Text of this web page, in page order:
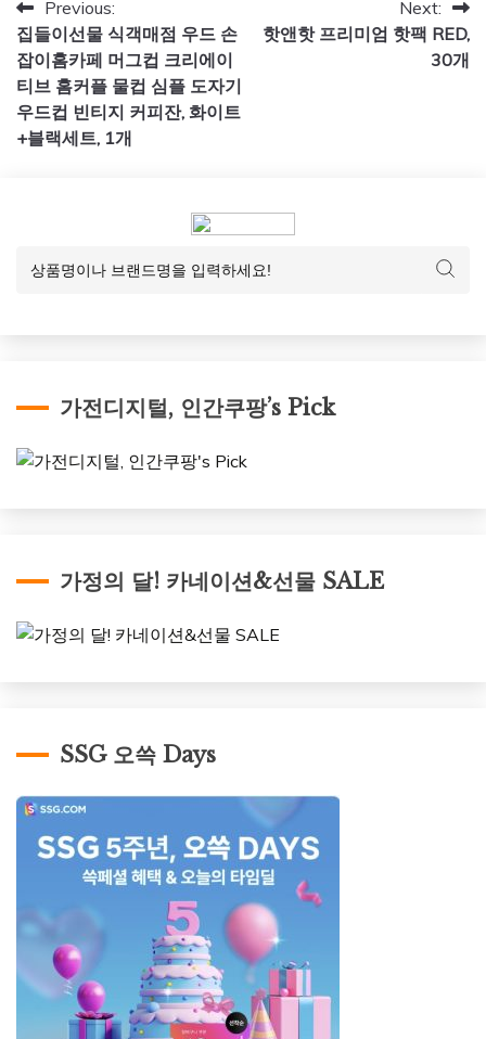
글
탐
색
Previous:
집들이선물 식객매점 우드 손
잡이홈카페 머그컵 크리에이
티브 홈커플 물컵 심플 도자기
우드컵 빈티지 커피잔, 화이트
+블랙세트, 1개
Next:
핫앤핫 프리미엄 핫팩 RED,
30개
가전디지털, 인간쿠팡’s Pick
가정의 달! 카네이션&선물 SALE
SSG 오쓱 Days